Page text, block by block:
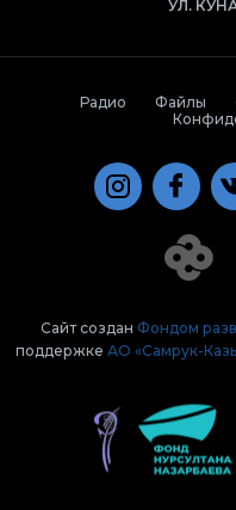
УЛ.
Радио Файлы
Сайт создан Фондом
поддержке АО «Самрук-